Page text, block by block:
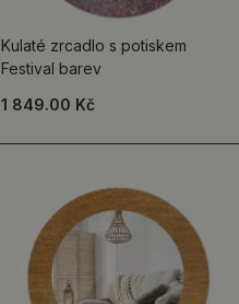
Kulaté zrcadlo s potiskem
Festival barev
1 849.00 Kč